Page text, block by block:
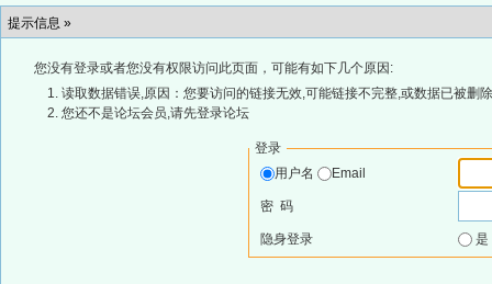
提示信息 »
您没有登录或者您没有权限访问此页面，可能有如下几个原因:
读取数据错误,原因：您要访问的链接无效,可能链接不完整,或数据已被删
您还不是论坛会员,请先登录论坛
登录
用户名
Email
密 码
隐身登录